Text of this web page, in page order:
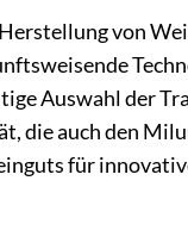
von
Auswahl der
die auch den
für